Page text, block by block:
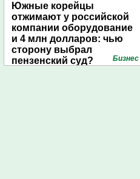
Южные корейцы
отжимают у российской
компании оборудование
и 4 млн долларов: чью
сторону выбрал
пензенский суд?
Бизнес